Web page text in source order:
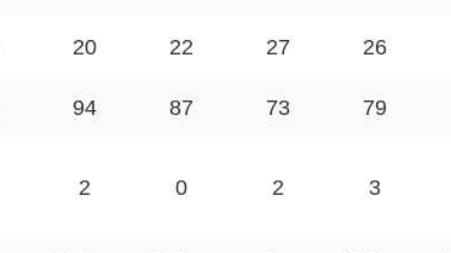
20 22 27 26
94 87 73 79
2 0 2 3